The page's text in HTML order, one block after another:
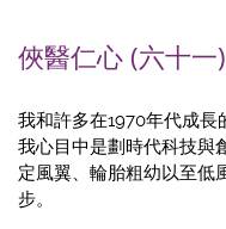
俠醫仁心 (六十一
我和許多在1970年代成
我心目中是劃時代科技與
定風翼、輪胎粗幼以至低
步。